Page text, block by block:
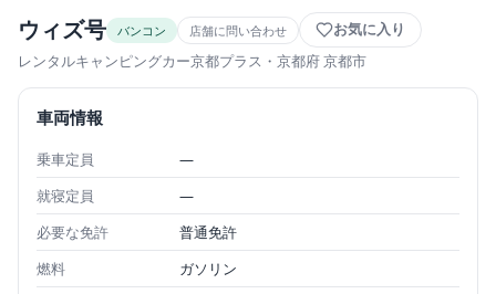
ウィズ号 バンコン 店舗に問い合わせ お気に入り
レンタルキャンピングカー京都プラス ・京都府 京都市
車両情報
乗車定員
—
就寝定員
—
必要な免許
普通免許
燃料
ガソリン